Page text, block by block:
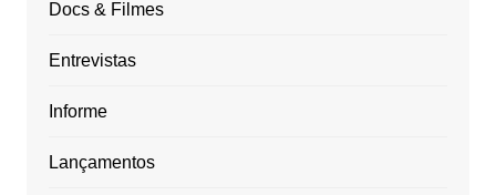
Docs & Filmes
Entrevistas
Informe
Lançamentos